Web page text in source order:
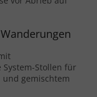
Stollen für
und gemischtem